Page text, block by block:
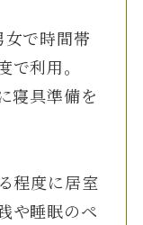
で時間帯
で利用。
寝具準備を
程度に居室
や睡眠のペ